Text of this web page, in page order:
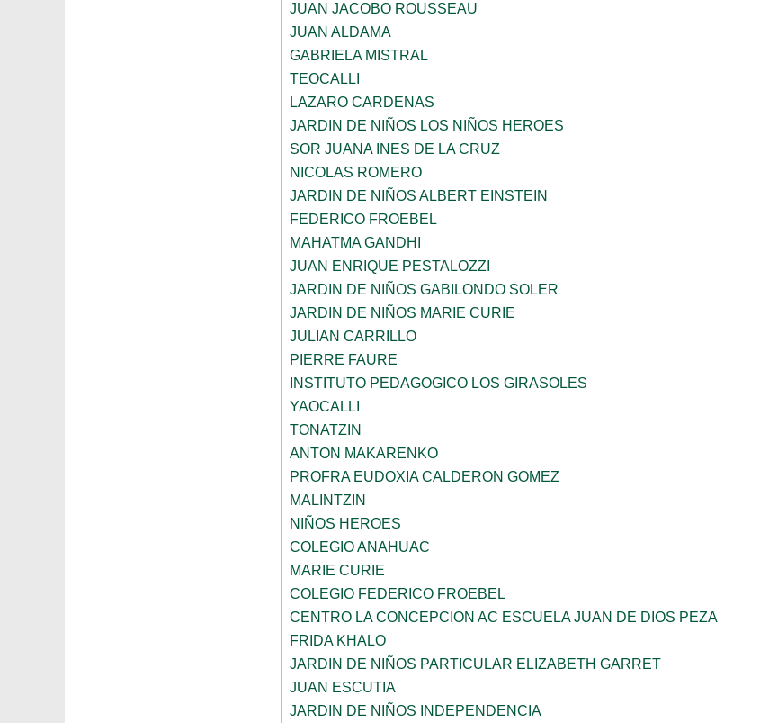
JUAN JACOBO ROUSSEAU
JUAN ALDAMA
GABRIELA MISTRAL
TEOCALLI
LAZARO CARDENAS
JARDIN DE NIÑOS LOS NIÑOS HEROES
SOR JUANA INES DE LA CRUZ
NICOLAS ROMERO
JARDIN DE NIÑOS ALBERT EINSTEIN
FEDERICO FROEBEL
MAHATMA GANDHI
JUAN ENRIQUE PESTALOZZI
JARDIN DE NIÑOS GABILONDO SOLER
JARDIN DE NIÑOS MARIE CURIE
JULIAN CARRILLO
PIERRE FAURE
INSTITUTO PEDAGOGICO LOS GIRASOLES
YAOCALLI
TONATZIN
ANTON MAKARENKO
PROFRA EUDOXIA CALDERON GOMEZ
MALINTZIN
NIÑOS HEROES
COLEGIO ANAHUAC
MARIE CURIE
COLEGIO FEDERICO FROEBEL
CENTRO LA CONCEPCION AC ESCUELA JUAN DE DIOS PEZA
FRIDA KHALO
JARDIN DE NIÑOS PARTICULAR ELIZABETH GARRET
JUAN ESCUTIA
JARDIN DE NIÑOS INDEPENDENCIA